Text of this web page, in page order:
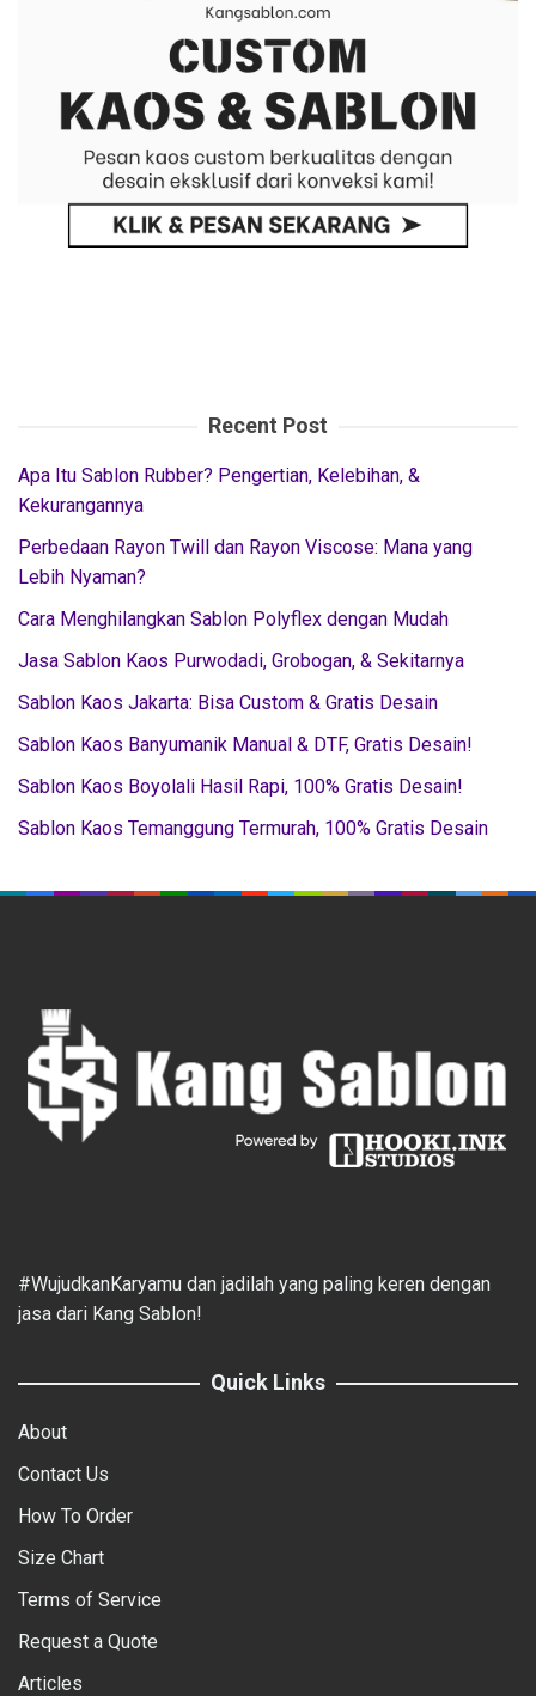
Recent Post
Apa Itu Sablon Rubber? Pengertian, Kelebihan, &
Kekurangannya
Perbedaan Rayon Twill dan Rayon Viscose: Mana yang
Lebih Nyaman?
Cara Menghilangkan Sablon Polyflex dengan Mudah
Jasa Sablon Kaos Purwodadi, Grobogan, & Sekitarnya
Sablon Kaos Jakarta: Bisa Custom & Gratis Desain
Sablon Kaos Banyumanik Manual & DTF, Gratis Desain!
Sablon Kaos Boyolali Hasil Rapi, 100% Gratis Desain!
Sablon Kaos Temanggung Termurah, 100% Gratis Desain
#WujudkanKaryamu dan jadilah yang paling keren dengan
jasa dari Kang Sablon!
Quick Links
About
Contact Us
How To Order
Size Chart
Terms of Service
Request a Quote
Articles